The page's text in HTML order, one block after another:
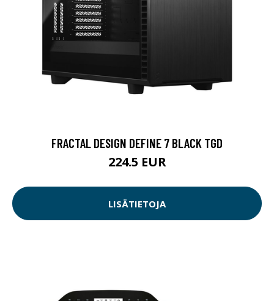
FRACTAL DESIGN DEFINE 7 BLACK TGD
224.5 EUR
LISÄTIETOJA